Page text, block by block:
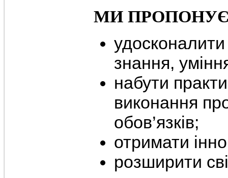
МИ
удосконалити
знання,
набути
виконання
обов’язків;
отримати
розширити